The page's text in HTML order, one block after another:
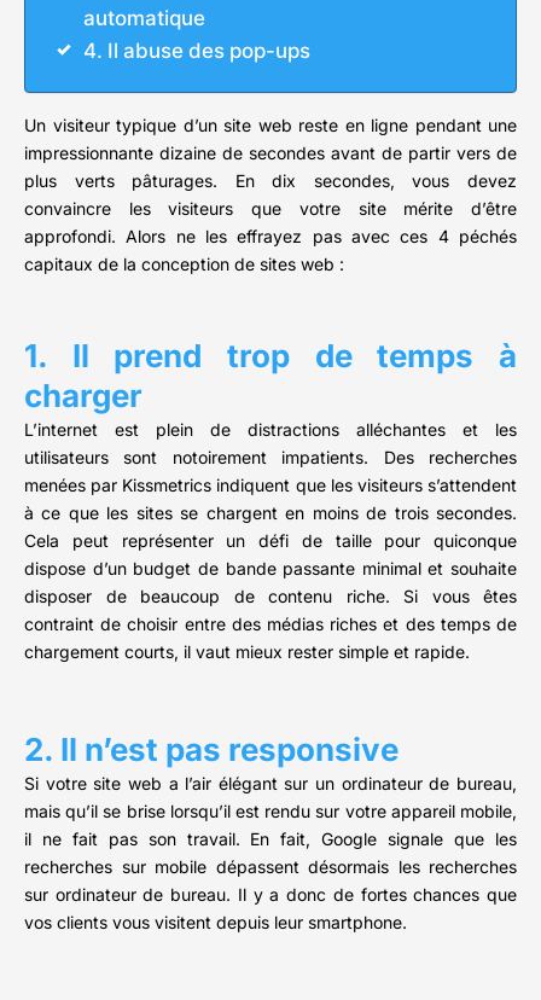
automatique
4. Il abuse des pop-ups
Un visiteur typique d’un site web reste en ligne pendant une
impressionnante dizaine de secondes avant de partir vers de
plus verts pâturages. En dix secondes, vous devez
convaincre les visiteurs que votre site mérite d’être
approfondi. Alors ne les effrayez pas avec ces 4 péchés
capitaux de la conception de sites web :
1. Il prend trop de temps à
charger
L’internet est plein de distractions alléchantes et les
utilisateurs sont notoirement impatients. Des recherches
menées par Kissmetrics indiquent que les visiteurs s’attendent
à ce que les sites se chargent en moins de trois secondes.
Cela peut représenter un défi de taille pour quiconque
dispose d’un budget de bande passante minimal et souhaite
disposer de beaucoup de contenu riche. Si vous êtes
contraint de choisir entre des médias riches et des temps de
chargement courts, il vaut mieux rester simple et rapide.
2. Il n’est pas responsive
Si votre site web a l’air élégant sur un ordinateur de bureau,
mais qu’il se brise lorsqu’il est rendu sur votre appareil mobile,
il ne fait pas son travail. En fait, Google signale que les
recherches sur mobile dépassent désormais les recherches
sur ordinateur de bureau. Il y a donc de fortes chances que
vos clients vous visitent depuis leur smartphone.